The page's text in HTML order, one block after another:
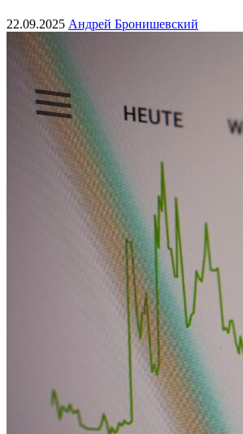
22.09.2025 Андрей Бронишевский